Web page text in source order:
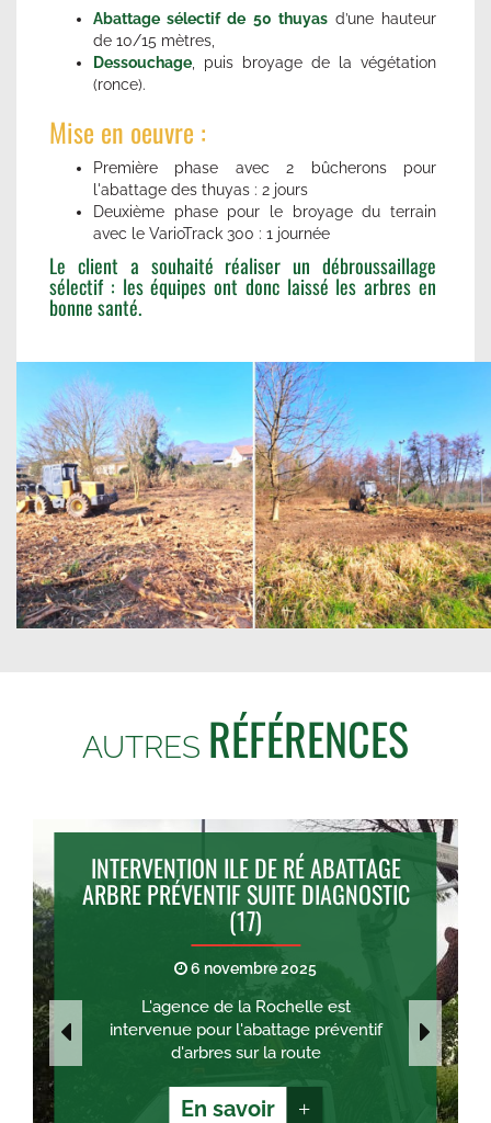
Abattage sélectif de 50 thuyasd’une hauteur
de 10/15 mètres,
Dessouchage , puis broyage de la végétation
(ronce).
Mise en oeuvre :
Première phase avec 2 bûcherons pour
l'abattage des thuyas : 2 jours
Deuxième phase pour le broyage du terrain
avec le VarioTrack 300 : 1 journée
Le client a souhaité réaliser un débroussaillage
sélectif : les équipes ont donc laissé les arbres en
bonne santé.
AUTRES RÉFÉRENCES
INTERVENTION ILE DE RÉ ABATTAGE
ARBRE PRÉVENTIF SUITE DIAGNOSTIC
(17)
6 novembre 2025
L'agence de la Rochelle est
intervenue pour l'abattage préventif
d'arbres sur la route
En savoir +